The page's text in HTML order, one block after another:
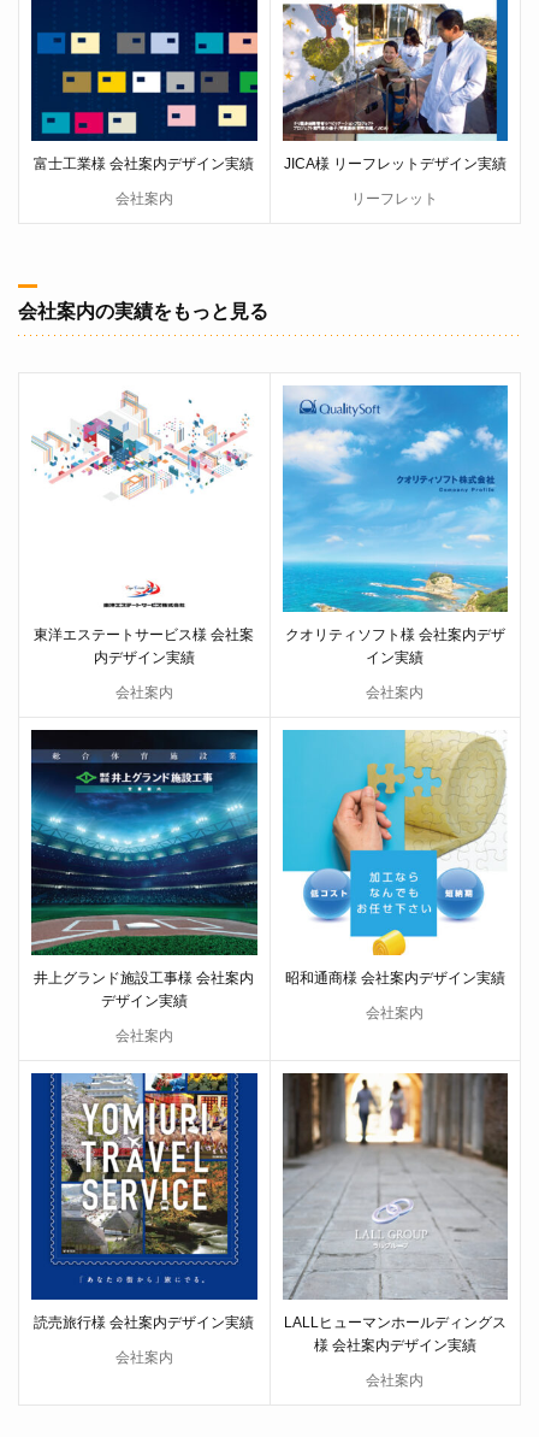
富士工業様 会社案内デザイン実績
会社案内
JICA様 リーフレットデザイン実績
リーフレット
会社案内の実績をもっと見る
東洋エステートサービス様 会社案
内デザイン実績
会社案内
クオリティソフト様 会社案内デザ
イン実績
会社案内
井上グランド施設工事様 会社案内
デザイン実績
会社案内
昭和通商様 会社案内デザイン実績
会社案内
読売旅行様 会社案内デザイン実績
会社案内
LALLヒューマンホールディングス
様 会社案内デザイン実績
会社案内